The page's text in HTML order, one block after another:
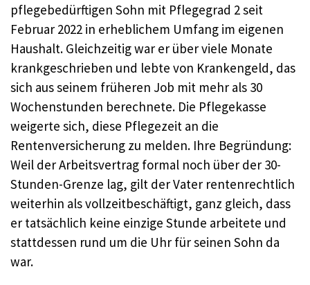
pflegebedürftigen Sohn mit Pflegegrad 2 seit
Februar 2022 in erheblichem Umfang im eigenen
Haushalt. Gleichzeitig war er über viele Monate
krankgeschrieben und lebte von Krankengeld, das
sich aus seinem früheren Job mit mehr als 30
Wochenstunden berechnete. Die Pflegekasse
weigerte sich, diese Pflegezeit an die
Rentenversicherung zu melden. Ihre Begründung:
Weil der Arbeitsvertrag formal noch über der 30-
Stunden-Grenze lag, gilt der Vater rentenrechtlich
weiterhin als vollzeitbeschäftigt, ganz gleich, dass
er tatsächlich keine einzige Stunde arbeitete und
stattdessen rund um die Uhr für seinen Sohn da
war.